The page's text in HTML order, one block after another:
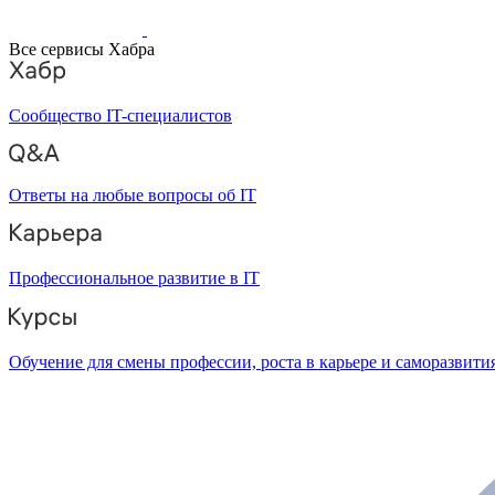
Все сервисы Хабра
Сообщество IT-специалистов
Ответы на любые вопросы об IT
Профессиональное развитие в IT
Обучение для смены профессии, роста в карьере и